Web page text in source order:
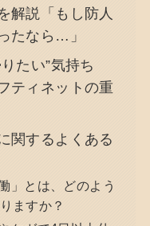
解説「もし防人
たなら…」
たい”気持ち
ティネットの重
関するよくある
」とは、どのよう
ますか？